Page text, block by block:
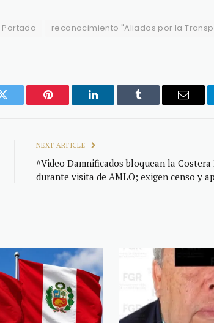
Portada
reconocimiento "Aliados por la
Twitter Pinterest LinkedIn Tumblr Email
NEXT ARTICLE
#Video Damnificados bloquean la
durante visita de AMLO; exigen censo y